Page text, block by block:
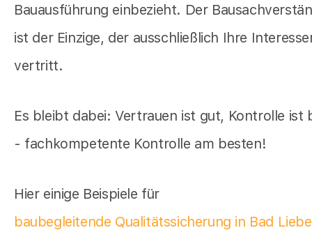
Bauausführung einbezieht. Der
ist der Einzige, der ausschließlich Ihre
vertritt.
Es bleibt dabei: Vertrauen ist gut, Kontrolle ist
- fachkompetente Kontrolle am besten!
Hier einige Beispiele für
baubegleitende Qualitätssicherung in Bad